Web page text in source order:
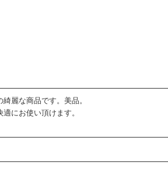
麗な商品です。美品。
にお使い頂けます。